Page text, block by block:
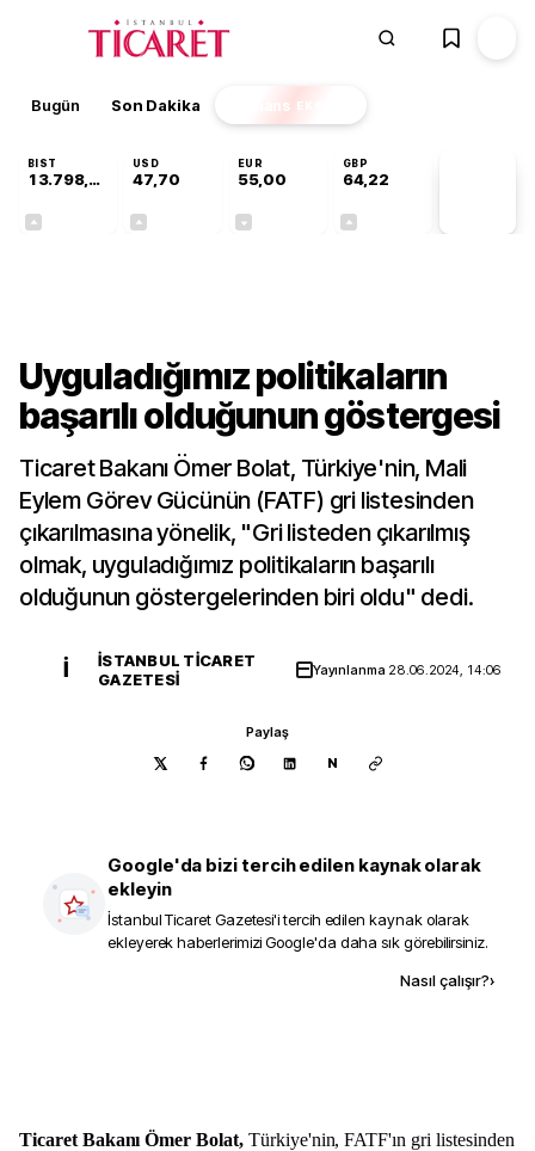
Bugün Son Dakika Finans EKSTRA
BIST
13.798,82
USD
47,70
EUR
55,00
GBP
64,22
Uyguladığımız politikaların
başarılı olduğunun göstergesi
Ticaret Bakanı Ömer Bolat, Türkiye'nin, Mali
Eylem Görev Gücünün (FATF) gri listesinden
çıkarılmasına yönelik, "Gri listeden çıkarılmış
olmak, uyguladığımız politikaların başarılı
olduğunun göstergelerinden biri oldu" dedi.
İ
İSTANBUL TICARET
GAZETESI
Yayınlanma 28.06.2024, 14:06
Paylaş
N
Google'da bizi tercih edilen kaynak olarak
ekleyin
İstanbul Ticaret Gazetesi'i tercih edilen kaynak olarak
ekleyerek haberlerimizi Google'da daha sık görebilirsiniz.
Nasıl çalışır?›
Ticaret Bakanı Ömer Bolat,Türkiye'nin, FATF'ın gri listesinden